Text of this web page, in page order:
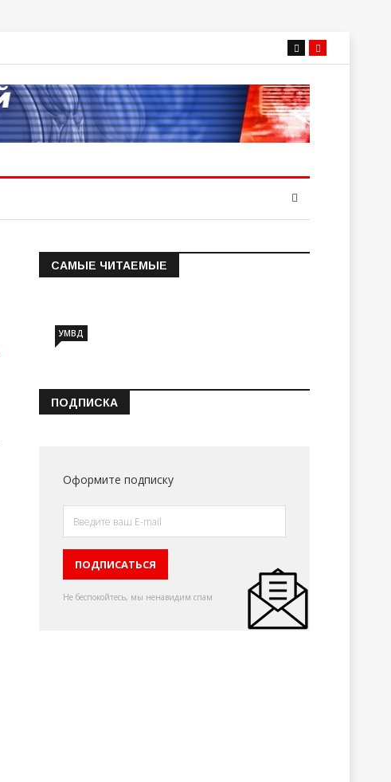
САМЫЕ ЧИТАЕМЫЕ
Информация о состоянии
УМВД
ПОДПИСКА
Оформите подписку
Не беспокойтесь, мы ненавидим спам